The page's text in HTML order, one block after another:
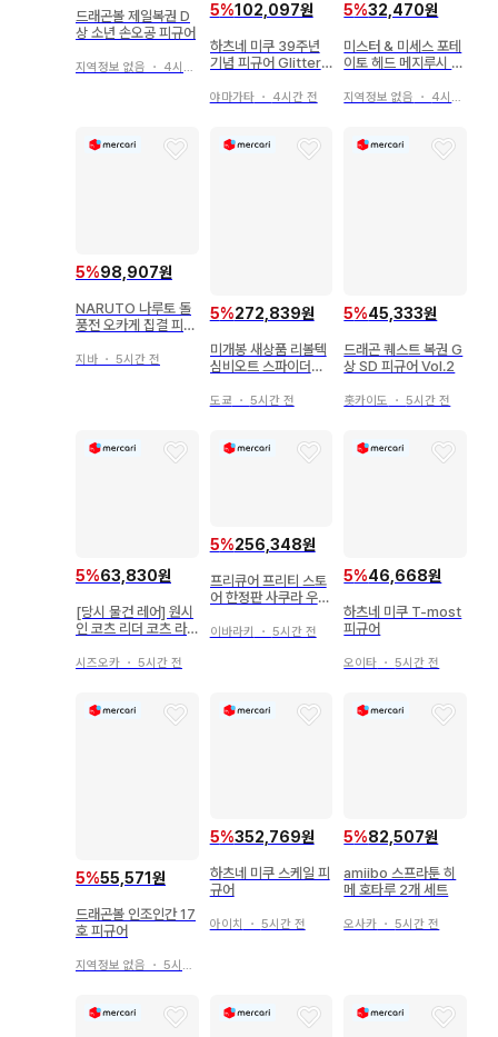
드래곤볼 제일복권 D
상 소년 손오공 피규어
지역정보 없음 ・ 4시간 전
5%102,097원
하츠네 미쿠 39주년
기념 피규어 Glitterin
야마가타・ 4시간 전
5%32,470원
미스터 & 미세스 포테
이토 헤드 메지루시 가
지역정보 없음 ・ 4시간 전
5%98,907원
NARUTO 나루토 돌
풍전 오카게 집결 피규
지바 ・ 5시간 전
5%272,839원
미개봉 새상품 리볼텍
심비오트 스파이더맨
도쿄 ・ 5시간 전
5%45,333원
드래곤 퀘스트 복권 G
상 SD 피규어 Vol.2
홋카이도 ・5시간 전
5%63,830원
[당시 물건 레어] 원시
인 코츠 리더 코츠 라
시즈오카 ・ 5시간 전
5%256,348원
프리큐어 프리티 스토
어 한정판 사쿠라 우타
이바라키 ・ 5시간 전
5%46,668원
하츠네 미쿠 T-most
피규어
오이타 ・5시간 전
5%55,571원
드래곤볼 인조인간 17
호 피규어
지역정보 없음 ・ 5시간 전
5%352,769원
하츠네 미쿠 스케일 피
규어
아이치 ・ 5시간 전
5%82,507원
amiibo 스프라툰 히
메 호타루 2개 세트
오사카 ・5시간 전